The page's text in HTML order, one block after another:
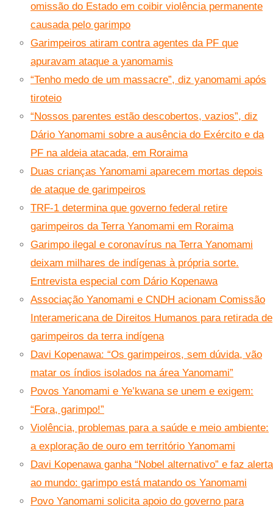
omissão do Estado em coibir violência permanente
causada pelo garimpo
Garimpeiros atiram contra agentes da PF que
apuravam ataque a yanomamis
“Tenho medo de um massacre”, diz yanomami após
tiroteio
“Nossos parentes estão descobertos, vazios”, diz
Dário Yanomami sobre a ausência do Exército e da
PF na aldeia atacada, em Roraima
Duas crianças Yanomami aparecem mortas depois
de ataque de garimpeiros
TRF-1 determina que governo federal retire
garimpeiros da Terra Yanomami em Roraima
Garimpo ilegal e coronavírus na Terra Yanomami
deixam milhares de indígenas à própria sorte.
Entrevista especial com Dário Kopenawa
Associação Yanomami e CNDH acionam Comissão
Interamericana de Direitos Humanos para retirada de
garimpeiros da terra indígena
Davi Kopenawa: “Os garimpeiros, sem dúvida, vão
matar os índios isolados na área Yanomami”
Povos Yanomami e Ye’kwana se unem e exigem:
“Fora, garimpo!”
Violência, problemas para a saúde e meio ambiente:
a exploração de ouro em território Yanomami
Davi Kopenawa ganha “Nobel alternativo” e faz alerta
ao mundo: garimpo está matando os Yanomami
Povo Yanomami solicita apoio do governo para